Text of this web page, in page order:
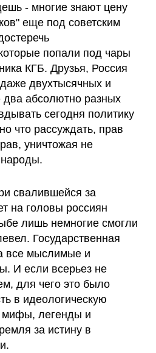
- многие знают цену
еще под советским
попали под чары
КГБ. Друзья, Россия
двухтысячных и
два абсолютно разных
сегодня политику
что рассуждать, прав
уничтожая не
свалившейся за
на головы россиян
лишь немногие смогли
Государственная
все мыслимые и
И если всерьез не
для чего это было
в идеологическую
мифы, легенды и
за истину в